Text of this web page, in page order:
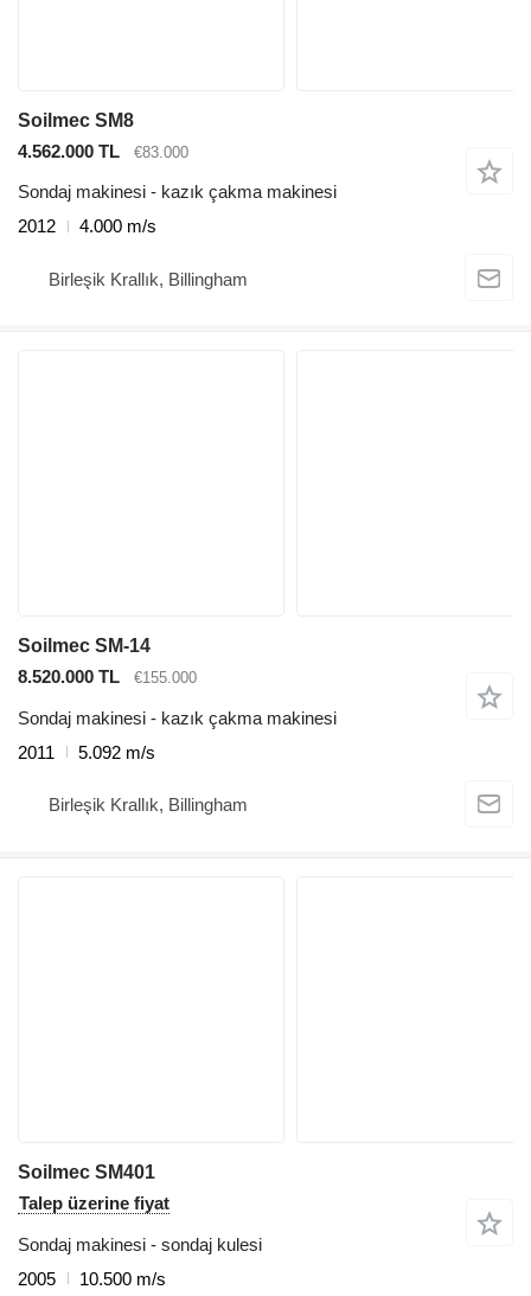
Soilmec SM8
4.562.000 TL
€83.000
Sondaj makinesi - kazık çakma makinesi
2012
4.000 m/s
Birleşik Krallık, Billingham
Soilmec SM-14
8.520.000 TL
€155.000
Sondaj makinesi - kazık çakma makinesi
2011
5.092 m/s
Birleşik Krallık, Billingham
Soilmec SM401
Talep üzerine fiyat
Sondaj makinesi - sondaj kulesi
2005
10.500 m/s